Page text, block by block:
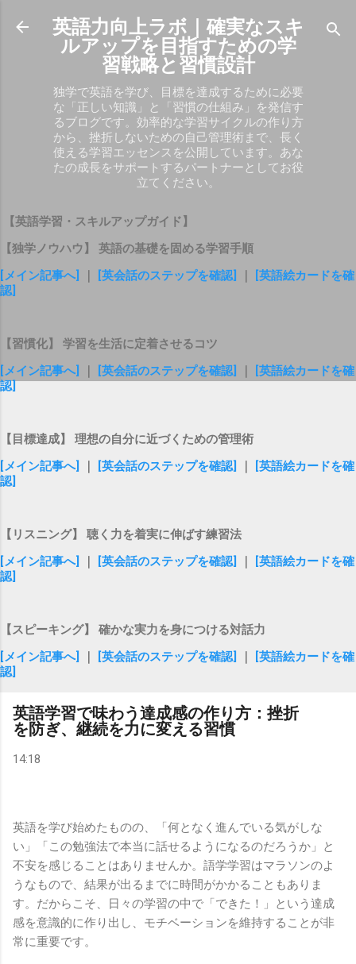
スキップしてメイン コンテンツに移動
英語力向上ラボ｜確実なスキ
ルアップを目指すための学
習戦略と習慣設計
独学で英語を学び、目標を達成するために必要
な「正しい知識」と「習慣の仕組み」を発信す
るブログです。効率的な学習サイクルの作り方
から、挫折しないための自己管理術まで、長く
使える学習エッセンスを公開しています。あな
たの成長をサポートするパートナーとしてお役
立てください。
【英語学習・スキルアップガイド】
【独学ノウハウ】 英語の基礎を固める学習手順
[メイン記事へ]
[英会話のステップを確認]
[英語絵カードを確
認]
【習慣化】 学習を生活に定着させるコツ
[メイン記事へ]
[英会話のステップを確認]
[英語絵カードを確
認]
【目標達成】 理想の自分に近づくための管理術
[メイン記事へ]
[英会話のステップを確認]
[英語絵カードを確
認]
【リスニング】 聴く力を着実に伸ばす練習法
[メイン記事へ]
[英会話のステップを確認]
[英語絵カードを確
認]
【スピーキング】 確かな実力を身につける対話力
[メイン記事へ]
[英会話のステップを確認]
[英語絵カードを確
認]
英語学習で味わう達成感の作り方：挫折
を防ぎ、継続を力に変える習慣
14:18
英語を学び始めたものの、「何となく進んでいる気がしな
い」「この勉強法で本当に話せるようになるのだろうか」と
不安を感じることはありませんか。語学学習はマラソンのよ
うなもので、結果が出るまでに時間がかかることもありま
す。だからこそ、日々の学習の中で「できた！」という達成
感を意識的に作り出し、モチベーションを維持することが非
常に重要です。